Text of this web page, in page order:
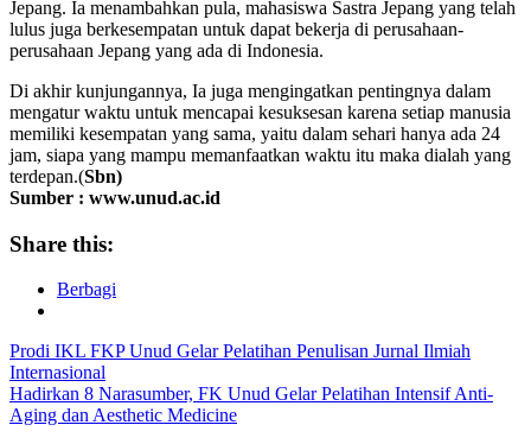
Jepang. Ia menambahkan pula, mahasiswa Sastra Jepang yang telah
lulus juga berkesempatan untuk dapat bekerja di perusahaan-
perusahaan Jepang yang ada di Indonesia.
Di akhir kunjungannya, Ia juga mengingatkan pentingnya dalam
mengatur waktu untuk mencapai kesuksesan karena setiap manusia
memiliki kesempatan yang sama, yaitu dalam sehari hanya ada 24
jam, siapa yang mampu memanfaatkan waktu itu maka dialah yang
terdepan.(Sbn)
Sumber : www.unud.ac.id
Share this:
Berbagi
Navigasi
pos
Prodi IKL FKP Unud Gelar Pelatihan Penulisan Jurnal Ilmiah
Internasional
Hadirkan 8 Narasumber, FK Unud Gelar Pelatihan Intensif Anti-
Aging dan Aesthetic Medicine